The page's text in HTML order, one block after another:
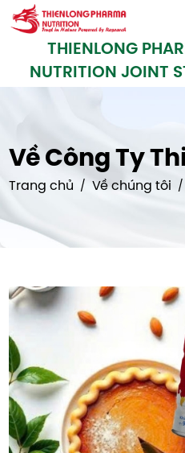
THIENLONG
NUTRITION JOINT
Về Công Ty
Trang chủ Về chúng tôi